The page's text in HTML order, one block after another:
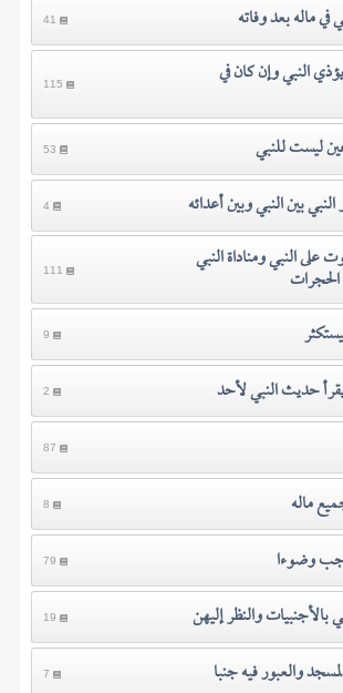
في ماله بعد وفاته 41
النبي وإن كان في 115
ليست للنبي 53
بين النبي وبين أعدائه 4
النبي ومناداة النبي 111
9
حديث النبي لأحد 2
87
ماله 8
وضوءا 79
بالأجنبيات والنظر إليهن 19
والعبور فيه جنبا 7